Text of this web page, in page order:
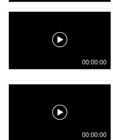
00:00:00
00:00:00